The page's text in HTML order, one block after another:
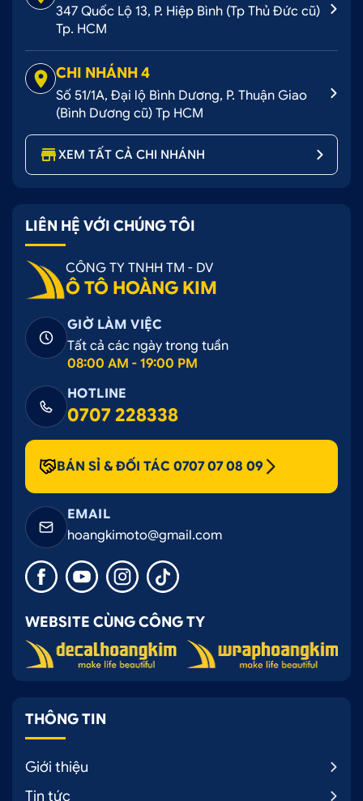
347 Quốc Lộ 13, P. Hiệp Bình (Tp Thủ Đức cũ)
Tp. HCM
CHI NHÁNH 4
Số 51/1A, Đại lộ Bình Dương, P. Thuận Giao
(Bình Dương cũ) Tp HCM
XEM TẤT CẢ CHI NHÁNH
LIÊN HỆ VỚI CHÚNG TÔI
CÔNG TY TNHH TM - DV
Ô TÔ HOÀNG KIM
GIỜ LÀM VIỆC
Tất cả các ngày trong tuần
08:00 AM - 19:00 PM
HOTLINE
0707 228338
BÁN SỈ & ĐỐI TÁC 0707 07 08 09
EMAIL
hoangkimoto@gmail.com
WEBSITE CÙNG CÔNG TY
THÔNG TIN
Giới thiệu
Tin tức